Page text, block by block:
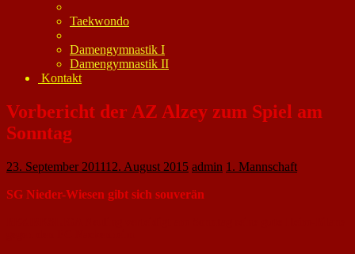
Taekwondo
Damengymnastik I
Damengymnastik II
Kontakt
Vorbericht der AZ Alzey zum Spiel am
Sonntag
23. September 201112. August 2015 admin 1. Mannschaft
SG Nieder-Wiesen gibt sich souverän